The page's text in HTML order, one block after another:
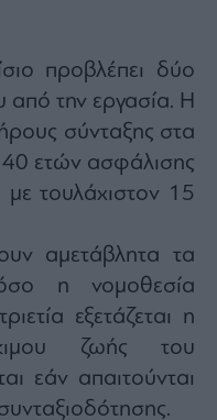
προβλέπει δύο
από την εργασία. Η
σύνταξης στα
ετών ασφάλισης
τουλάχιστον 15
αμετάβλητα τα
η νομοθεσία
εξετάζεται η
ζωής του
εάν απαιτούνται